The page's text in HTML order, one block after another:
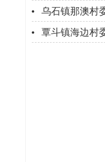
乌石镇那澳村
覃斗镇海边村